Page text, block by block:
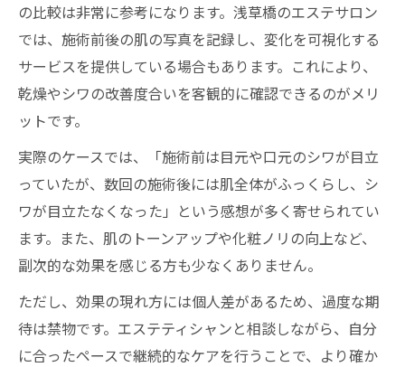
の比較は非常に参考になります。浅草橋のエステサロン
では、施術前後の肌の写真を記録し、変化を可視化する
サービスを提供している場合もあります。これにより、
乾燥やシワの改善度合いを客観的に確認できるのがメリ
ットです。
実際のケースでは、「施術前は目元や口元のシワが目立
っていたが、数回の施術後には肌全体がふっくらし、シ
ワが目立たなくなった」という感想が多く寄せられてい
ます。また、肌のトーンアップや化粧ノリの向上など、
副次的な効果を感じる方も少なくありません。
ただし、効果の現れ方には個人差があるため、過度な期
待は禁物です。エステティシャンと相談しながら、自分
に合ったペースで継続的なケアを行うことで、より確か